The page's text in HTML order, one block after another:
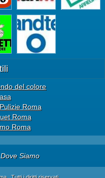
del colore
Roma
Roma
Roma
Dove Siamo